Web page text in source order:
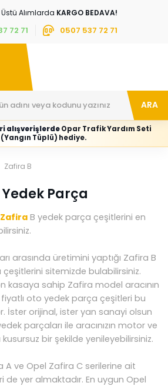
Üstü Alımlarda KARGO BEDAVA!
72 71 0507 537 72 71
ARA
alışverişlerdeOpar Trafik Yardım Seti
(Yangın Tüplü) hediye.
Zafira B
Parça
B yedek parça çeşitlerini en
arasında üretimini yaptığı Zafira B
sitemizde bulabilirsiniz.
kasaya sahip Zafira model aracının
oto yedek parça çeşitleri bu
İster orijinal, ister yan sanayi olsun
parçaları ile aracınızın motor ve
kusursuz bir şekilde yenileyebilirsiniz.
A ve Opel Zafira C serilerine ait
de yer almaktadır. En uygun Opel